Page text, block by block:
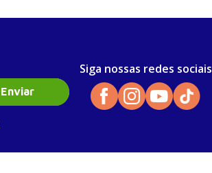
Enviar
Siga nossas redes sociais